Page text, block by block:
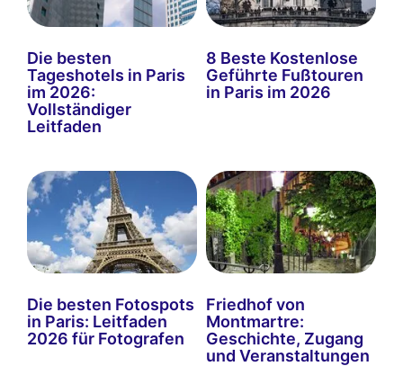
Die besten
Tageshotels in Paris
im 2026:
Vollständiger
Leitfaden
8 Beste Kostenlose
Geführte Fußtouren
in Paris im 2026
Die besten Fotospots
in Paris: Leitfaden
2026 für Fotografen
Friedhof von
Montmartre:
Geschichte, Zugang
und Veranstaltungen